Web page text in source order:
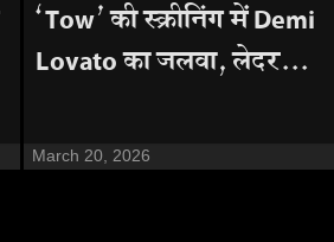
‘Tow’ की स्क्रीनिंग में Demi
Lovato का जलवा, लेदर...
March 20, 2026